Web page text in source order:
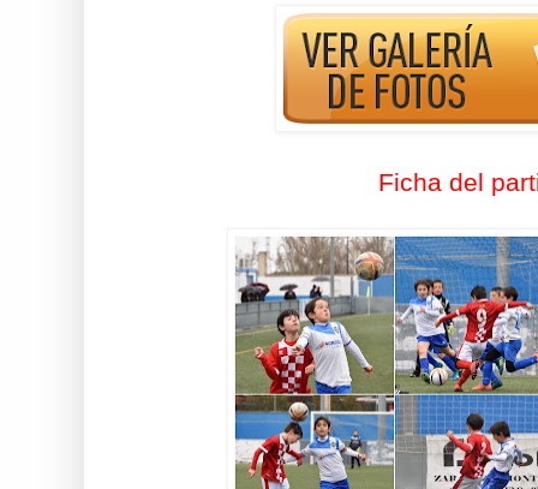
Ficha del